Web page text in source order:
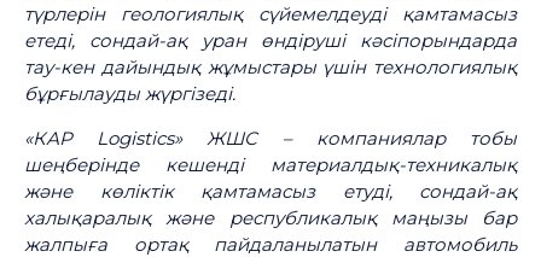
түрлерін геологиялық сүйемелдеуді қамтамасыз
етеді, сондай-ақ уран өндіруші кәсіпорындарда
тау-кен дайындық жұмыстары үшін технологиялық
бұрғылауды жүргізеді.
«КАР Logistics» ЖШС – компаниялар тобы
шеңберінде кешенді материалдық-техникалық
және көліктік қамтамасыз етуді, сондай-ақ
халықаралық және республикалық маңызы бар
жалпыға ортақ пайдаланылатын автомобиль